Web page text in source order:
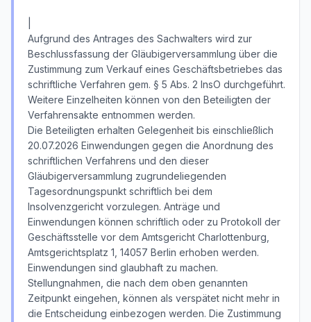
Aufgrund des Antrages des Sachwalters wird zur
Beschlussfassung der Gläubigerversammlung über die
Zustimmung zum Verkauf eines Geschäftsbetriebes das
schriftliche Verfahren gem. § 5 Abs. 2 InsO durchgeführt.
Weitere Einzelheiten können von den Beteiligten der
Verfahrensakte entnommen werden.
Die Beteiligten erhalten Gelegenheit bis einschließlich
20.07.2026 Einwendungen gegen die Anordnung des
schriftlichen Verfahrens und den dieser
Gläubigerversammlung zugrundeliegenden
Tagesordnungspunkt schriftlich bei dem
Insolvenzgericht vorzulegen. Anträge und
Einwendungen können schriftlich oder zu Protokoll der
Geschäftsstelle vor dem Amtsgericht Charlottenburg,
Amtsgerichtsplatz 1, 14057 Berlin erhoben werden.
Einwendungen sind glaubhaft zu machen.
Stellungnahmen, die nach dem oben genannten
Zeitpunkt eingehen, können als verspätet nicht mehr in
die Entscheidung einbezogen werden. Die Zustimmung